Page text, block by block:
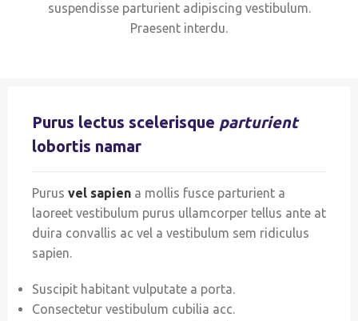
suspendisse parturient adipiscing vestibulum.
Praesent interdu.
Purus lectus scelerisque parturient
lobortis namar
Purus vel sapien a mollis fusce parturient a
laoreet vestibulum purus ullamcorper tellus ante at
duira convallis ac vel a vestibulum sem ridiculus
sapien.
Suscipit habitant vulputate a porta.
Consectetur vestibulum cubilia acc.